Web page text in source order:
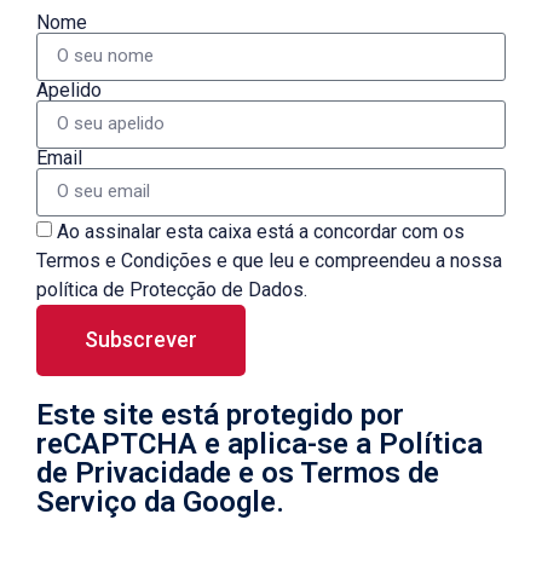
Nome
Apelido
Email
Ao assinalar esta caixa está a concordar com os
Termos e Condições e que leu e compreendeu a nossa
política de Protecção de Dados.
Subscrever
Este site está protegido por
reCAPTCHA e aplica-se a Política
de Privacidade e os Termos de
Serviço da Google.